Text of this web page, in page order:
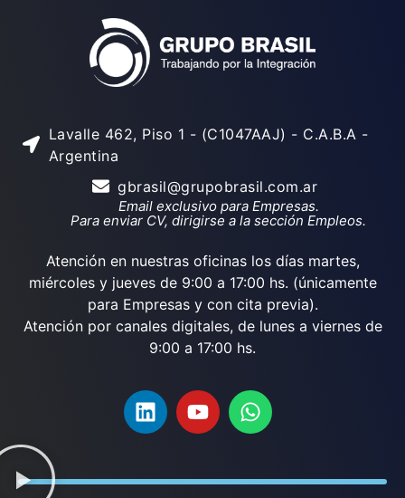
Lavalle 462, Piso 1 - (C1047AAJ) - C.A.B.A -
Argentina
gbrasil@grupobrasil.com.ar
Email exclusivo para Empresas.
Para enviar CV, dirigirse a la sección Empleos.
Atención en nuestras oficinas los días martes,
miércoles y jueves de 9:00 a 17:00 hs. (únicamente
para Empresas y con cita previa).
Atención por canales digitales, de lunes a viernes de
9:00 a 17:00 hs.